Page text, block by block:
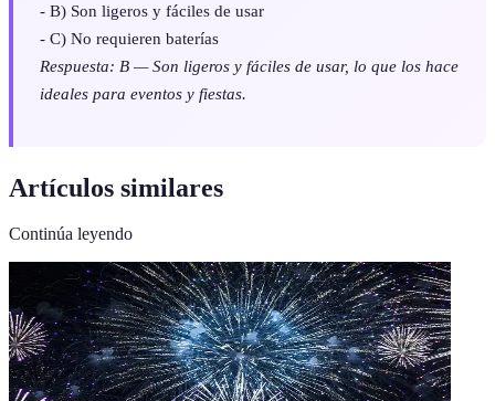
- B) Son ligeros y fáciles de usar
- C) No requieren baterías
Respuesta: B — Son ligeros y fáciles de usar, lo que los hace
ideales para eventos y fiestas.
Artículos similares
Continúa leyendo